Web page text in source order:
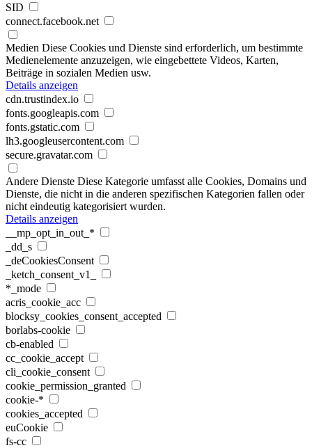
SID
connect.facebook.net
Medien Diese Cookies und Dienste sind erforderlich, um bestimmte
Medienelemente anzuzeigen, wie eingebettete Videos, Karten,
Beiträge in sozialen Medien usw.
Details anzeigen
cdn.trustindex.io
fonts.googleapis.com
fonts.gstatic.com
lh3.googleusercontent.com
secure.gravatar.com
Andere Dienste Diese Kategorie umfasst alle Cookies, Domains und
Dienste, die nicht in die anderen spezifischen Kategorien fallen oder
nicht eindeutig kategorisiert wurden.
Details anzeigen
__mp_opt_in_out_*
_dd_s
_deCookiesConsent
_ketch_consent_v1_
*_mode
acris_cookie_acc
blocksy_cookies_consent_accepted
borlabs-cookie
cb-enabled
cc_cookie_accept
cli_cookie_consent
cookie_permission_granted
cookie-*
cookies_accepted
euCookie
fs-cc